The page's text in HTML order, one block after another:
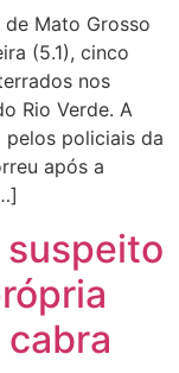
de Mato Grosso
(5.1), cinco
nos
Rio Verde. A
pelos policiais da
após a
suspeito